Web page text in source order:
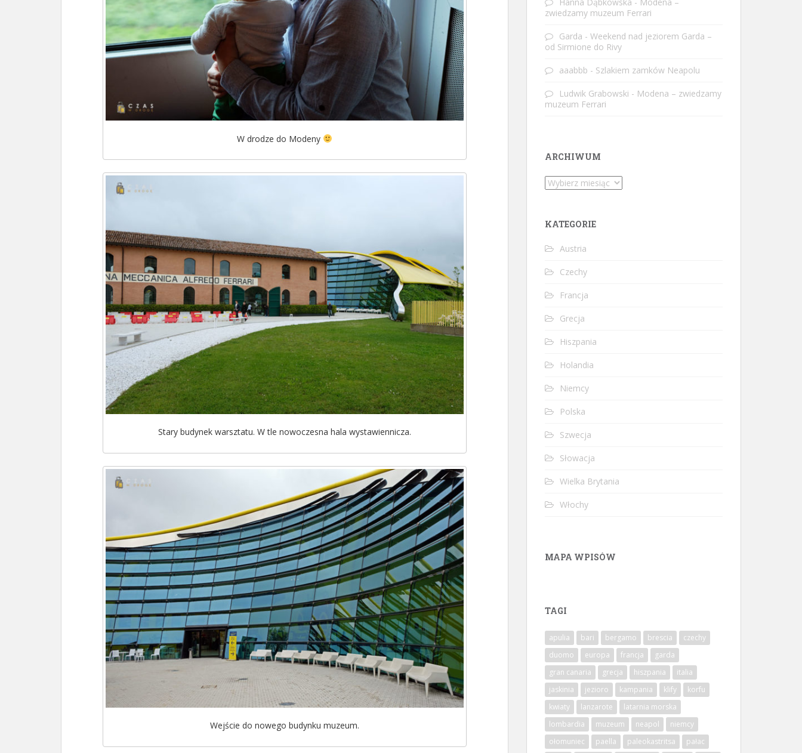
W drodze do Modeny
Stary budynek warsztatu. W tle nowoczesna hala wystawiennicza.
Wejście do nowego budynku muzeum.
zwiedzamy muzeum Ferrari
Garda - Weekend nad jeziorem Garda –
od Sirmione do Rivy
aaabbb - Szlakiem zamków Neapolu
Ludwik Grabowski - Modena – zwiedzamy
muzeum Ferrari
ARCHIWUM
Archiwum
KATEGORIE
Austria
Czechy
Francja
Grecja
Hiszpania
Holandia
Niemcy
Polska
Szwecja
Słowacja
Wielka Brytania
Włochy
MAPA WPISÓW
TAGI
apulia bari bergamo brescia
czechy
duomo
europa francja
garda
gran canaria
grecja hiszpania
italia
jaskinia
jezioro kampania klify
korfu
kwiaty
lanzarote
latarnia morska
lombardia
muzeum neapol
niemcy
ołomuniec
paella paleokastritsa
pałac